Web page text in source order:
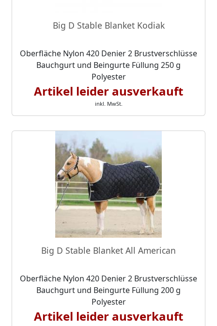
Big D Stable Blanket Kodiak
Oberfläche Nylon 420 Denier 2 Brustverschlüsse
Bauchgurt und Beingurte Füllung 250 g
Polyester
Artikel leider ausverkauft
inkl. MwSt.
Big D Stable Blanket All American
Oberfläche Nylon 420 Denier 2 Brustverschlüsse
Bauchgurt und Beingurte Füllung 200 g
Polyester
Artikel leider ausverkauft